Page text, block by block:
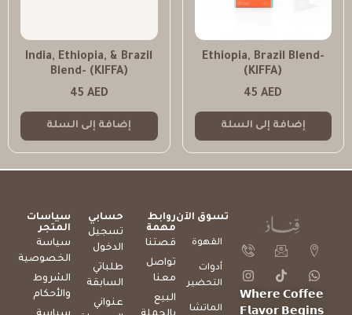
Ethiopia, Brazil Blend-
(KIFFA)
45AED
إضافة إلى السلة
India, Ethiopia, & Brazil
Blend- (KIFFA)
45 AED
إضافة إلى السلة
𝗪𝗵𝗲𝗿𝗲 𝗖𝗼𝗳𝗳𝗲𝗲
𝗙𝗹𝗮𝘃𝗼𝗿 𝗕𝗲𝗴𝗶𝗻𝘀
تسوق الآن
القهوة
أدوات
التحضير
الماتشا
روابط
مهمة
قصتنا
تواصل
معنا
البيع
حسابي
تسجيل
الدخول
طلباتي
السابقة
عنواني
سياسات
المتجر
سياسة
الخصوصية
الشروط
والأحكام